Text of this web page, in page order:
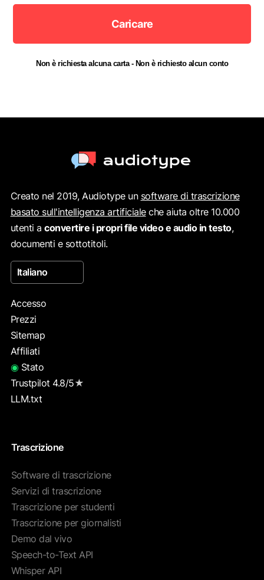
Caricare
Non è richiesta alcuna carta - Non è richiesto alcun conto
Creato nel 2019, Audiotype un software di trascrizione
basato sull'intelligenza artificialeche aiuta oltre 10.000
utenti aconvertire i propri file video e audio in testo,
documenti e sottotitoli.
Italiano
Accesso
Prezzi
Sitemap
Affiliati
◉ Stato
Trustpilot 4.8/5★
LLM.txt
Trascrizione
Software di trascrizione
Servizi di trascrizione
Trascrizione per studenti
Trascrizione per giornalisti
Demo dal vivo
Speech-to-Text API
Whisper API